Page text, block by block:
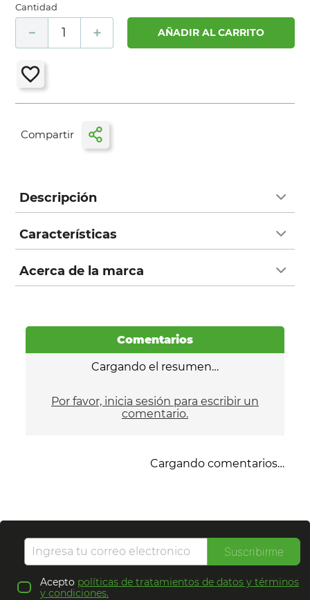
Cantidad
＋
－ AÑADIR AL CARRITO
Descripción
Características
Acerca de la marca
Comentarios
Cargando el resumen…
Por favor, inicia sesión para escribir un
comentario.
Cargando comentarios…
Suscribirme
Acepto políticas de tratamientos de datos y términos
y condiciones.